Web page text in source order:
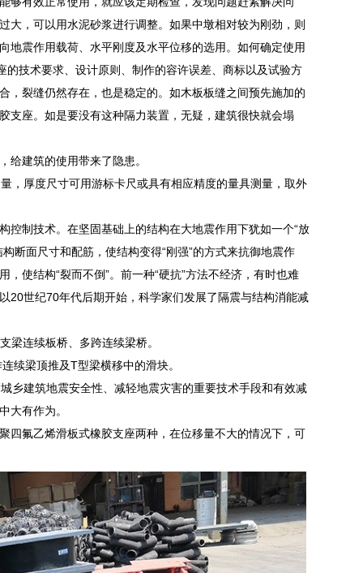
，可以用水泥砂浆进行调整。如果中墩相对较为刚劲，则
地震作用载荷、水平刚度及水平位移的选用。如何确定使用
技术要求、设计原则、制作的容许误差、商标以及试验方
，裂缝仍然存在，也是稳定的。如木板板缝之间预先施加的
支座。如是要没有这种隔力装置，无疑，建筑很快就会塌
给建筑的使用带来了隐患。
，厚度尺寸可用游标卡尺或具有相应精度的量具测量，取外
制技术。在坚固基础上的结构在大地震作用下犹如一个“放
断面尺寸和配筋，使结构变得“刚强”的方式来抗御地震作
使结构“裂而不倒”。前一种“硬抗”方法不经济，有时也难
20世纪70年代后期开始，科学家们发展了隔震与结构消能减
梁连续板桥、多跨连续梁桥。
续梁顶推及T型梁横移中的滑块。
乡建筑地震安全性、减轻地震灾害的重要技术手段和有效减
大有作为。
四氟乙烯滑板式橡胶支座两种，在位移量不大的情况下，可